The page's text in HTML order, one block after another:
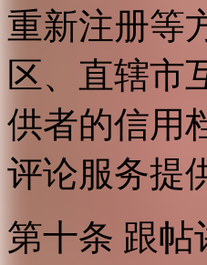
重新注册等
区、直辖市
供者的信用
评论服务提
第十条 跟